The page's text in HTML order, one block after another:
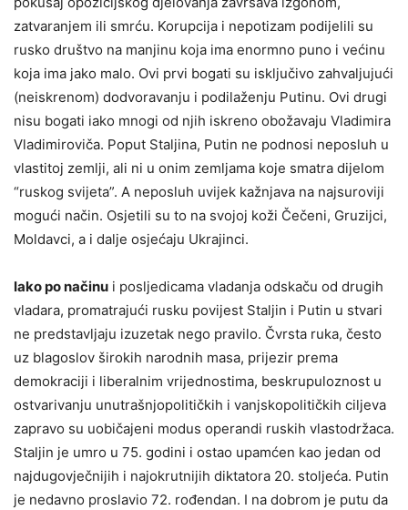
zatvaranjem ili smrću. Korupcija i nepotizam podijelili su
rusko društvo na manjinu koja ima enormno puno i većinu
koja ima jako malo. Ovi prvi bogati su isključivo zahvaljujući
(neiskrenom) dodvoravanju i podilaženju Putinu. Ovi drugi
nisu bogati iako mnogi od njih iskreno obožavaju Vladimira
Vladimiroviča. Poput Staljina, Putin ne podnosi neposluh u
vlastitoj zemlji, ali ni u onim zemljama koje smatra dijelom
“ruskog svijeta”. A neposluh uvijek kažnjava na najsuroviji
mogući način. Osjetili su to na svojoj koži Čečeni, Gruzijci,
Moldavci, a i dalje osjećaju Ukrajinci.
Iako po načinu i posljedicama vladanja odskaču od drugih
vladara, promatrajući rusku povijest Staljin i Putin u stvari
ne predstavljaju izuzetak nego pravilo. Čvrsta ruka, često
uz blagoslov širokih narodnih masa, prijezir prema
demokraciji i liberalnim vrijednostima, beskrupuloznost u
ostvarivanju unutrašnjopolitičkih i vanjskopolitičkih ciljeva
zapravo su uobičajeni modus operandi ruskih vlastodržaca.
Staljin je umro u 75. godini i ostao upamćen kao jedan od
najdugovječnijih i najokrutnijih diktatora 20. stoljeća. Putin
je nedavno proslavio 72. rođendan. I na dobrom je putu da